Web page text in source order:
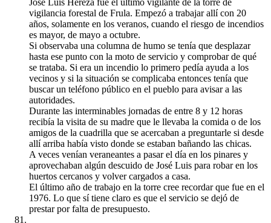
Jose Luis Hereza fue el último vigilante de la torre de
vigilancia forestal de Frula. Empezó a trabajar allí con 20
años, solamente en los veranos, cuando el riesgo de incendios
es mayor, de mayo a octubre.
Si observaba una columna de humo se tenía que desplazar
hasta ese punto con la moto de servicio y comprobar de qué
se trataba. Si era un incendio lo primero pedía ayuda a los
vecinos y si la situación se complicaba entonces tenía que
buscar un teléfono público en el pueblo para avisar a las
autoridades.
Durante las interminables jornadas de entre 8 y 12 horas
recibía la visita de su madre que le llevaba la comida o de los
amigos de la cuadrilla que se acercaban a preguntarle si desde
allí arriba había visto donde se estaban bañando las chicas.
A veces venían veraneantes a pasar el día en los pinares y
aprovechaban algún descuido de José Luis para robar en los
huertos cercanos y volver cargados a casa.
El último año de trabajo en la torre cree recordar que fue en el
1976. Lo que sí tiene claro es que el servicio se dejó de
prestar por falta de presupuesto.